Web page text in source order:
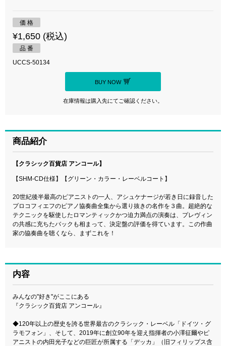
価 格
¥1,650 (税込)
品 番
UCCS-50134
BUY NOW
在庫情報は購入先にてご確認ください。
商品紹介
【クラシック百貨店 アンコール】
【SHM-CD仕様】【グリーン・カラー・レーベルコート】
20世紀後半最高のピアニストの一人、アシュケナージが若き日に録音した
プロコフィエフのピアノ協奏曲全集から選り抜きの名作を３曲。超絶的な
テクニックを駆使したロマンティックかつ迫力満点の演奏は、プレヴィン
の共感に充ちたバックも相まって、決定盤の評価を得ています。この作曲
家の協奏曲を聴くなら、まずこれを！
内容
みんなの"好き"がここにある
『クラシック百貨店 アンコール』
◆120年以上の歴史を誇る世界最古のクラシック・レーベル「ドイツ・グ
ラモフォン」、そして、2019年に創立90年を迎え指揮者の小澤征爾やピ
アニストの内田光子などの巨匠が所属する「デッカ」（旧フィリップス含